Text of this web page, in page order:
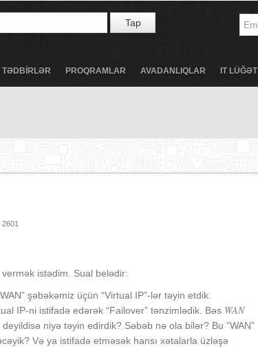
Tap
TƏDBİRLƏR PROQRAMLAR AVADANLIQLAR IT LÜĞƏT
2601
istədim. Sual belədir:
şəbəkəmiz üçün “Virtual IP”-lər təyin etdik.
IP-ni istifadə edərək “Failover” tənzimlədik. Bəs WAN
niyə təyin edirdik? Səbəb nə ola bilər? Bu “WAN”
Və ya istifadə etməsək hansı xətalarla üzləşə